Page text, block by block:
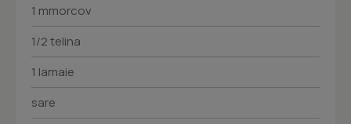
1 mmorcov
1/2 telina
1 lamaie
sare